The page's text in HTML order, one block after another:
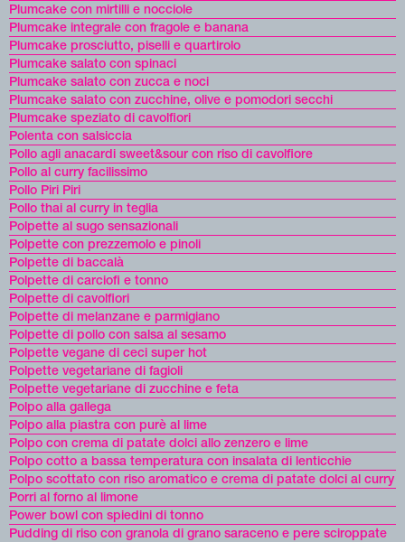
Plumcake con mirtilli e nocciole
Plumcake integrale con fragole e banana
Plumcake prosciutto, piselli e quartirolo
Plumcake salato con spinaci
Plumcake salato con zucca e noci
Plumcake salato con zucchine, olive e pomodori secchi
Plumcake speziato di cavolfiori
Polenta con salsiccia
Pollo agli anacardi sweet&sour con riso di cavolfiore
Pollo al curry facilissimo
Pollo Piri Piri
Pollo thai al curry in teglia
Polpette al sugo sensazionali
Polpette con prezzemolo e pinoli
Polpette di baccalà
Polpette di carciofi e tonno
Polpette di cavolfiori
Polpette di melanzane e parmigiano
Polpette di pollo con salsa al sesamo
Polpette vegane di ceci super hot
Polpette vegetariane di fagioli
Polpette vegetariane di zucchine e feta
Polpo alla gallega
Polpo alla piastra con purè al lime
Polpo con crema di patate dolci allo zenzero e lime
Polpo cotto a bassa temperatura con insalata di lenticchie
Polpo scottato con riso aromatico e crema di patate dolci al curry
Porri al forno al limone
Power bowl con spiedini di tonno
Pudding di riso con granola di grano saraceno e pere sciroppate